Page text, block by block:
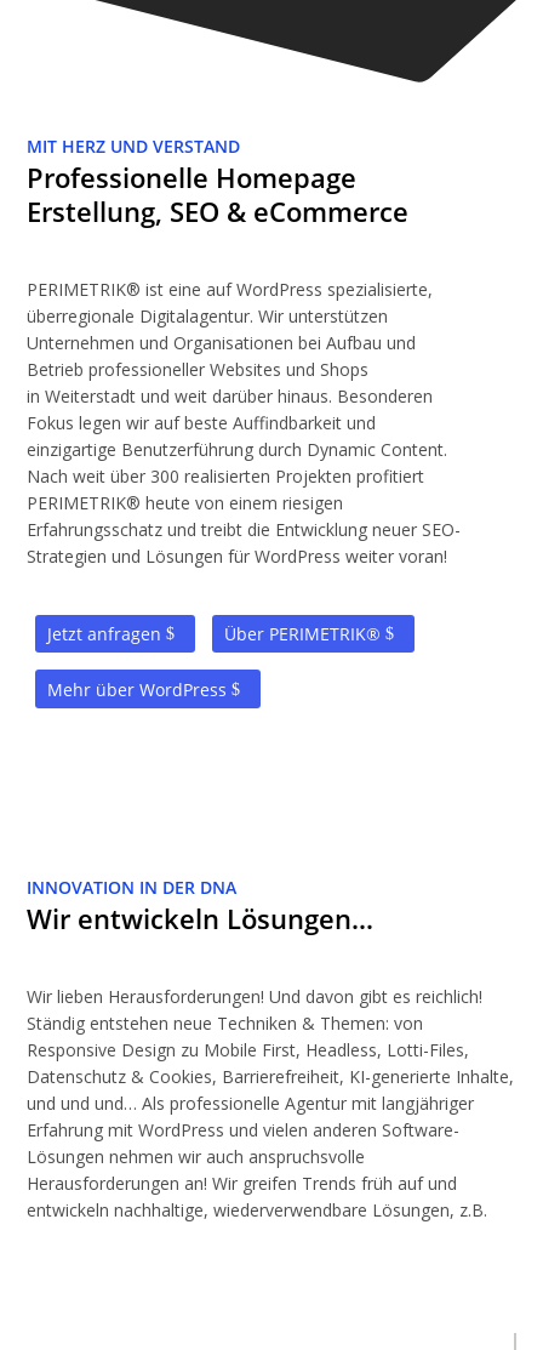
MIT HERZ UND VERSTAND
Professionelle Homepage
Erstellung, SEO & eCommerce
PERIMETRIK® ist eine auf WordPress spezialisierte,
überregionale Digitalagentur. Wir unterstützen
Unternehmen und Organisationen bei Aufbau und
Betrieb professioneller Websites und Shops
in Weiterstadt und weit darüber hinaus. Besonderen
Fokus legen wir auf beste Auffindbarkeit und
einzigartige Benutzerführung durch Dynamic Content.
Nach weit über 300 realisierten Projekten profitiert
PERIMETRIK® heute von einem riesigen
Erfahrungsschatz und treibt die Entwicklung neuer SEO-
Strategien und Lösungen für WordPress weiter voran!
Jetzt anfragen Über PERIMETRIK®
Mehr über WordPress
INNOVATION IN DER DNA
Wir entwickeln Lösungen…
Wir lieben Herausforderungen! Und davon gibt es reichlich!
Ständig entstehen neue Techniken & Themen: von
Responsive Design zu Mobile First, Headless, Lotti-Files,
Datenschutz & Cookies, Barrierefreiheit, KI-generierte Inhalte,
und und und… Als professionelle Agentur mit langjähriger
Erfahrung mit WordPress und vielen anderen Software-
Lösungen nehmen wir auch anspruchsvolle
Herausforderungen an! Wir greifen Trends früh auf und
entwickeln nachhaltige, wiederverwendbare Lösungen, z.B.